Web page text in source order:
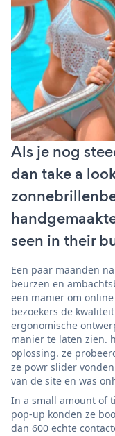
Als je nog
dan take a
seen in their
Een paar maanden
beurzen en
een manier om
bezoekers de
ergonomische
manier te laten zien.
oplossing. ze
ze powr slider
van de site en was
In a small amount of
pop-up konden ze
dan 600 echte